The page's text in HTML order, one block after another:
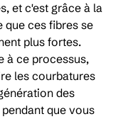
et c'est grâce à la
que ces fibres se
plus fortes.
à ce processus,
les courbatures
des
que vous